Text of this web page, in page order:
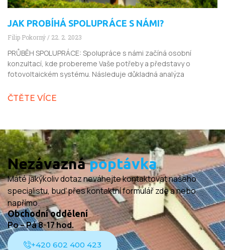
JAK PROBÍHÁ SPOLUPRÁCE S NÁMI?
Filip Pokorný 22. 2. 2023
PRŮBĚH SPOLUPRÁCE: Spolupráce s námi začíná osobní
konzultací, kde probereme Vaše potřeby a představy o
fotovoltaickém systému. Následuje důkladná analýza
ČTĚTE VÍCE
Nezávaznápoptávka
Máté jakýkoliv dotaz neváhejte kontaktovat našeho
specialistu, buď přes kontaktní formulář zde a nebo
napřímo.
Obchodní oddělení
Po – Pá 8-17 hod.
+420 602 400 423